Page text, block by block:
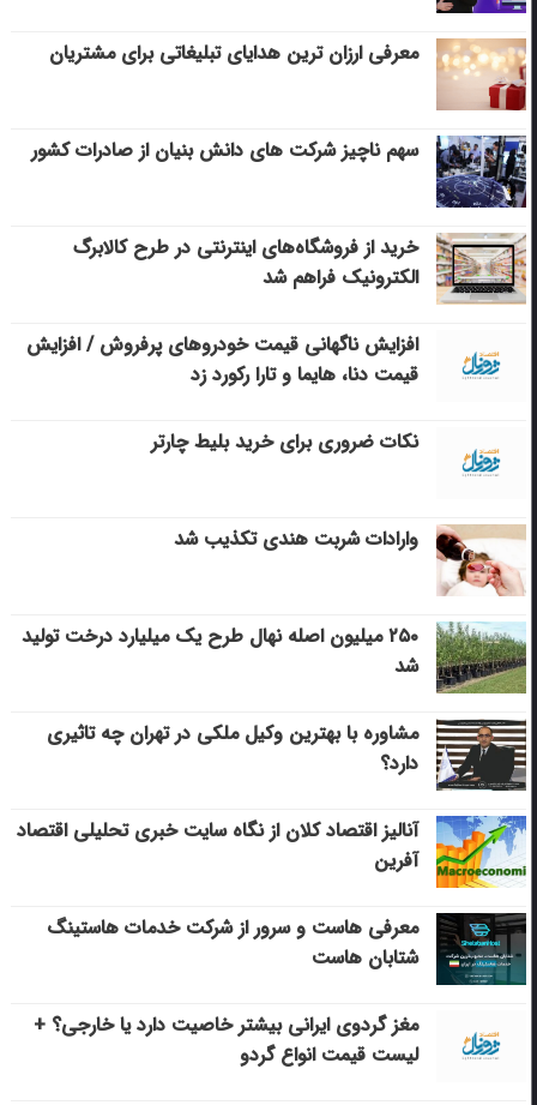
معرفی ارزان ترین هدایای تبلیغاتی برای مشتریان
سهم ناچیز شرکت های دانش بنیان از صادرات کشور
خرید از فروشگاه‌های اینترنتی در طرح کالابرگ
الکترونیک فراهم شد
افزایش ناگهانی قیمت خودروهای پرفروش / افزایش
قیمت دنا، هایما و تارا رکورد زد
نکات ضروری برای خرید بلیط چارتر
وارادات شربت هندی تکذیب شد
۲۵۰ میلیون اصله نهال طرح یک میلیارد درخت تولید
شد
مشاوره با بهترین وکیل ملکی در تهران چه تاثیری
دارد؟
آنالیز اقتصاد کلان از نگاه سایت خبری تحلیلی اقتصاد
آفرین
معرفی هاست و سرور از شرکت خدمات هاستینگ
شتابان هاست
مغز گردوی ایرانی بیشتر خاصیت دارد یا خارجی؟ +
لیست قیمت انواع گردو